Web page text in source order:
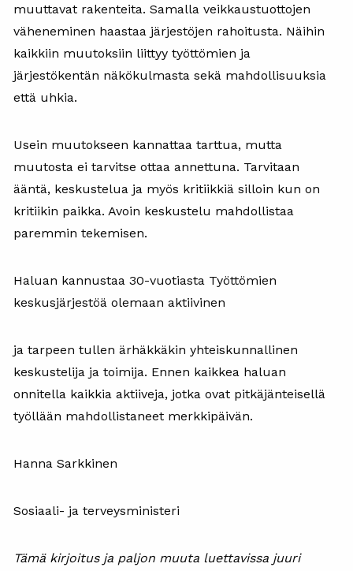
muuttavat rakenteita. Samalla veikkaustuottojen
väheneminen haastaa järjestöjen rahoitusta. Näihin
kaikkiin muutoksiin liittyy työttömien ja
järjestökentän näkökulmasta sekä mahdollisuuksia
että uhkia.
Usein muutokseen kannattaa tarttua, mutta
muutosta ei tarvitse ottaa annettuna. Tarvitaan
ääntä, keskustelua ja myös kritiikkiä silloin kun on
kritiikin paikka. Avoin keskustelu mahdollistaa
paremmin tekemisen.
Haluan kannustaa 30-vuotiasta Työttömien
keskusjärjestöä olemaan aktiivinen
ja tarpeen tullen ärhäkkäkin yhteiskunnallinen
keskustelija ja toimija. Ennen kaikkea haluan
onnitella kaikkia aktiiveja, jotka ovat pitkäjänteisellä
työllään mahdollistaneet merkkipäivän.
Hanna Sarkkinen
Sosiaali- ja terveysministeri
Tämä kirjoitus ja paljon muuta luettavissa juuri